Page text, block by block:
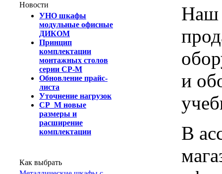
Новости
УНО шкафы
модульные офисные
ДИКОМ
Принцип
комплектации
монтажных столов
серии СР-М
Обновление прайс-
листа
Уточнение нагрузок
СР_М новые
размеры и
расширение
комплектации
Как выбрать
Наш
и
В